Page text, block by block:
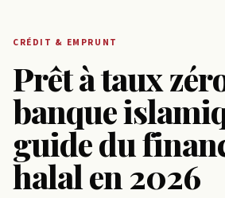
CRÉDIT & EMPRUNT
Prêt à taux
banque
guide du
halal en 2026